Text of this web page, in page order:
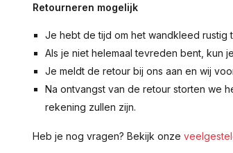
Retourneren mogelijk
Je hebt de tijd om het wandkleed rustig
Als je niet helemaal tevreden bent, kun
Je meldt de retour bij ons aan en wij
Na ontvangst van de retour storten we
rekening zullen zijn.
Heb je nog vragen? Bekijk onze